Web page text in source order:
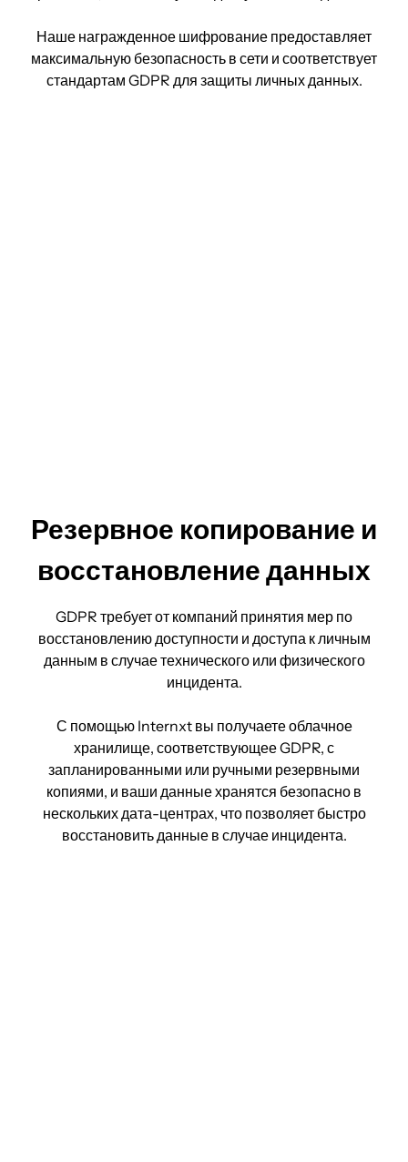
Наше награжденное шифрование предоставляет
максимальную безопасность в сети и соответствует
стандартам GDPR для защиты личных данных.
Резервное копирование и
восстановление данных
GDPR требует от компаний принятия мер по
восстановлению доступности и доступа к личным
данным в случае технического или физического
инцидента.
С помощью Internxt вы получаете облачное
хранилище, соответствующее GDPR, с
запланированными или ручными резервными
копиями, и ваши данные хранятся безопасно в
нескольких дата-центрах, что позволяет быстро
восстановить данные в случае инцидента.